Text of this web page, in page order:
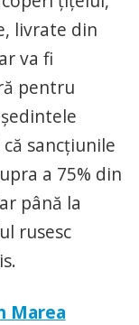
livrate din
va fi
pentru
sancţiunile
a 75% din
până la
rusesc
Marea